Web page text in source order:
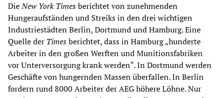
DieNew York Timesberichtet von zunehmenden
Hungeraufständen und Streiks in den drei wichtigen
Industriestädten Berlin, Dortmund und Hamburg. Eine
Quelle der Timesberichtet, dass in Hamburg „hunderte
Arbeiter in den großen Werften und Munitionsfabriken
vor Unterversorgung krank werden“. In Dortmund werden
Geschäfte von hungernden Massen überfallen. In Berlin
fordern rund 8000 Arbeiter der AEG höhere Löhne. Nur